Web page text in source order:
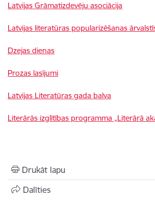
Latvijas Grāmatizdevēju asociācija
Latvijas literatūras popularizēšanas
Dzejas dienas
Prozas lasījumi
Latvijas Literatūras gada balva
Literārās izglītības programma „Literārā
Drukāt lapu
Dalīties